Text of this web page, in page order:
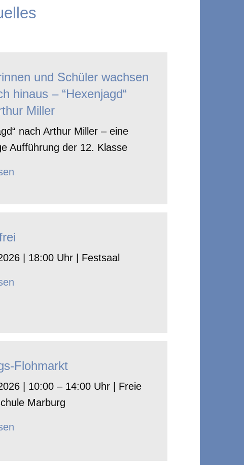
und Schüler wachsen
hinaus – “Hexenjagd“
Miller
nach Arthur Miller – eine
Aufführung der 12. Klasse
| 18:00 Uhr | Festsaal
Flohmarkt
| 10:00 – 14:00 Uhr | Freie
Marburg